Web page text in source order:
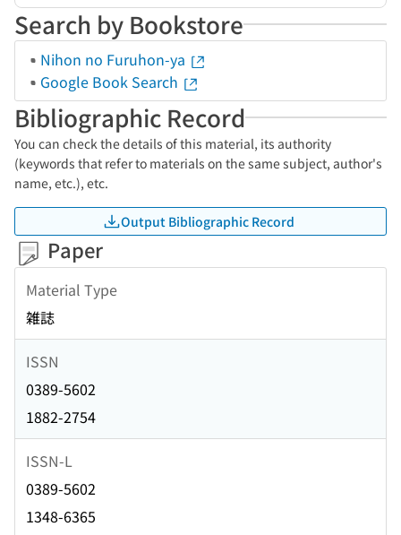
Search by Bookstore
Nihon no Furuhon-ya
Google Book Search
Bibliographic Record
You can check the details of this material, its authority
(keywords that refer to materials on the same subject, author's
name, etc.), etc.
Output Bibliographic Record
Paper
Material Type
雑誌
ISSN
0389-5602
1882-2754
ISSN-L
0389-5602
1348-6365